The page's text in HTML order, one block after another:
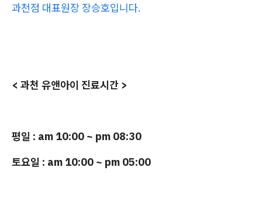
과천점 대표원장 장승호입니다.
< 과천 유앤아이 진료시간 >
평일 : am 10:00 ~ pm 08:30
토요일 : am 10:00 ~ pm 05:00